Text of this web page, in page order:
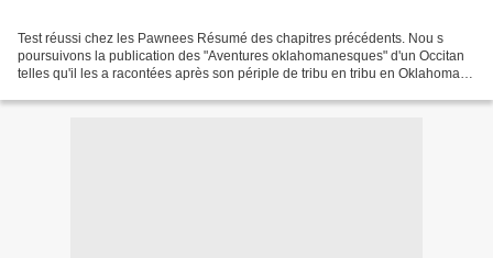
Test réussi chez les Pawnees Résumé des chapitres précédents. Nou s
poursuivons la publication des "Aventures oklahomanesques" d'un Occitan
telles qu'il les a racontées après son périple de tribu en tribu en Oklahoma.